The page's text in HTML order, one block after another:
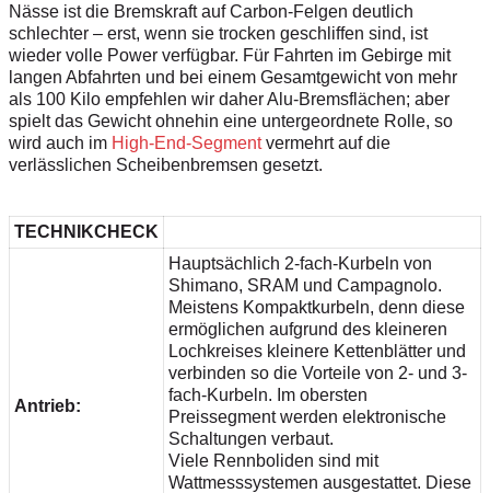
Nässe ist die Bremskraft auf Carbon-Felgen deutlich
schlechter – erst, wenn sie trocken geschliffen sind, ist
wieder volle Power verfügbar. Für Fahrten im Gebirge mit
langen Abfahrten und bei einem Gesamtgewicht von mehr
als 100 Kilo empfehlen wir daher Alu-Bremsflächen; aber
spielt das Gewicht ohnehin eine untergeordnete Rolle, so
wird auch im High-End-Segmentvermehrt auf die
verlässlichen Scheibenbremsen gesetzt.
TECHNIKCHECK
Antrieb:
Hauptsächlich 2-fach-Kurbeln von
Shimano, SRAM und Campagnolo.
Meistens Kompaktkurbeln, denn diese
ermöglichen aufgrund des kleineren
Lochkreises kleinere Kettenblätter und
verbinden so die Vorteile von 2- und 3-
fach-Kurbeln. Im obersten
Preissegment werden elektronische
Schaltungen verbaut.
Viele Rennboliden sind mit
Wattmesssystemen ausgestattet. Diese